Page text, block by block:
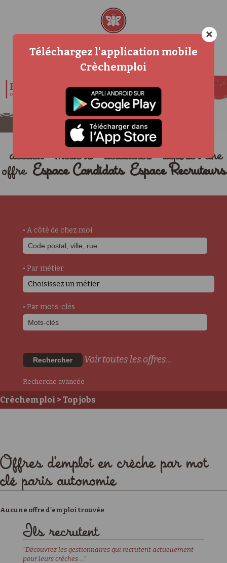
accueil métiers actualités
déposer une
offre Espace Candidats Espace Recruteurs
• A côté de chez moi
• Par métier
Choisissez un métier
• Par mots-clés
Rechercher Voir toutes les offres...
Recherche avancée
Crèchemploi > Top jobs
Offres d'emploi en crèche par mot
clé paris autonomie
Aucune offre d'emploi trouvée
Ils recrutent
"Découvrez les gestionnaires qui recrutent actuellement
pour leurs crèches ..."
×
Téléchargez l'application mobile
Crèchemploi